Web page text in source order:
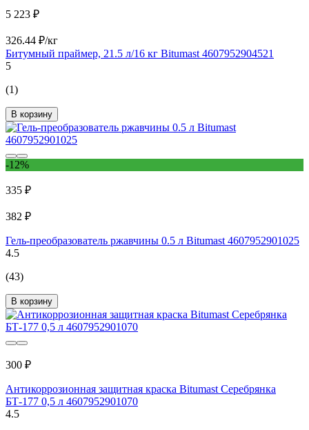
5 223 ₽
326.44 ₽/кг
Битумный праймер, 21.5 л/16 кг Bitumast 4607952904521
5
(1)
В корзину
-12%
335 ₽
382 ₽
Гель-преобразователь ржавчины 0.5 л Bitumast 4607952901025
4.5
(43)
В корзину
300 ₽
Антикоррозионная защитная краска Bitumast Серебрянка
БТ-177 0,5 л 4607952901070
4.5